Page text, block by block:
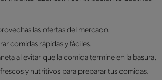
las ofertas del mercado.
comidas rápidas y fáciles.
al evitar que la comida termine en la basura.
y nutritivos para preparar tus comidas.